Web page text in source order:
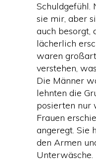
Schuldgefühl.
sie mir, aber
auch besorgt,
lächerlich
waren
verstehen,
Die Männer
lehnten die
posierten nur
Frauen
angeregt. Sie
den Armen